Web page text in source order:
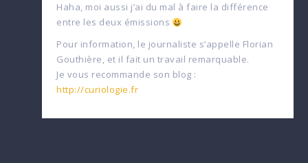
Haha, moi aussi j’ai du mal à faire la différence
entre les deux émissions
Pour information, le journaliste s’appelle Florian
Gouthière, et il fait un travail remarquable.
Je vous recommande son blog :
http://curiologie.fr